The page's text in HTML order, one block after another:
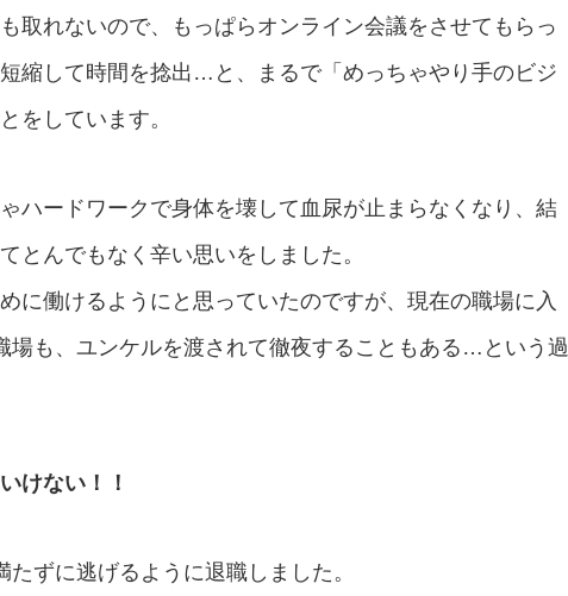
取れないので、もっぱらオンライン会議をさせてもらっ
縮して時間を捻出…と、まるで「めっちゃやり手のビジ
をしています。
ハードワークで身体を壊して血尿が止まらなくなり、結
とんでもなく辛い思いをしました。
に働けるようにと思っていたのですが、現在の職場に入
場も、ユンケルを渡されて徹夜することもある…という過
けない！！
たずに逃げるように退職しました。